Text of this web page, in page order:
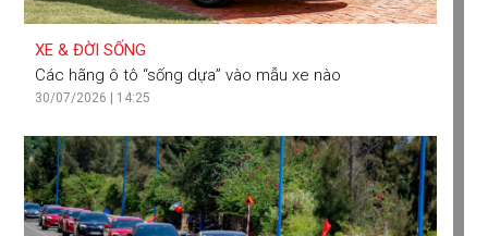
XE & ĐỜI SỐNG
Các hãng ô tô “sống dựa” vào mẫu xe nào
30/07/2026 | 14:25